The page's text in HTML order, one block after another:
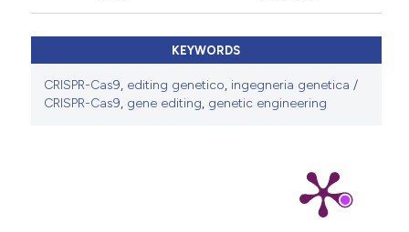
KEYWORDS
CRISPR-Cas9, editing genetico, ingegneria genetica /
CRISPR-Cas9, gene editing, genetic engineering